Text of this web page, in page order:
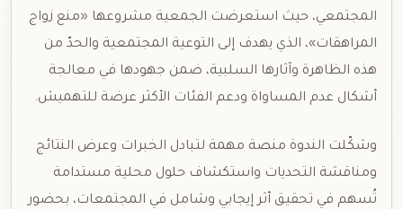
المجتمعي، حيث استعرضت الجمعية مشروعها «منع زواج
المراهقات»، الذي يهدف إلى التوعية المجتمعية والحدّ من
هذه الظاهرة وآثارها السلبية، ضمن جهودها في معالجة
أشكال عدم المساواة ودعم الفئات الأكثر عرضة للتهميش.
وشكّلت الندوة منصة مهمة لتبادل الخبرات وعرض النتائج
ومناقشة التحديات واستكشاف حلول محلية مستدامة
تُسهم في تحقيق أثر إيجابي وشامل في المجتمعات، بحضور